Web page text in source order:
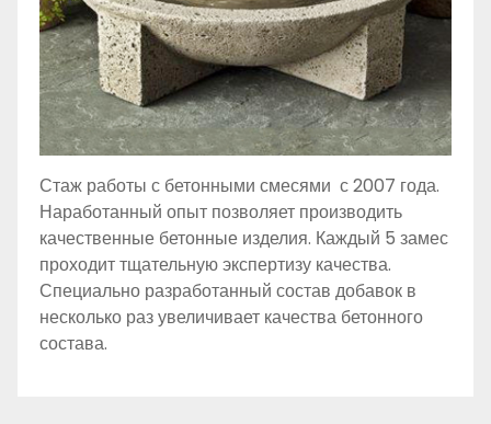
Стаж работы с бетонными смесями с 2007 года.
Наработанный опыт позволяет производить
качественные бетонные изделия. Каждый 5 замес
проходит тщательную экспертизу качества.
Специально разработанный состав добавок в
несколько раз увеличивает качества бетонного
состава.